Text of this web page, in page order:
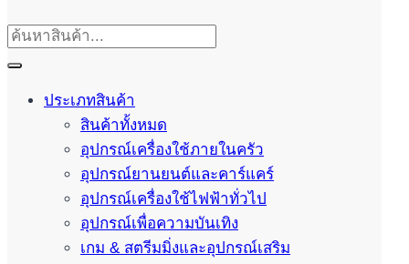
ประเภทสินค้า
สินค้าทั้งหมด
อุปกรณ์เครื่องใช้ภายในครัว
อุปกรณ์ยานยนต์และคาร์แคร์
อุปกรณ์เครื่องใช้ไฟฟ้าทั่วไป
อุปกรณ์เพื่อความบันเทิง
เกม & สตรีมมิ่งและอุปกรณ์เสริม